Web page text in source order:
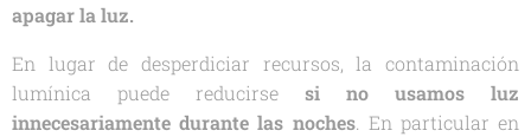
apagar la luz.
En lugar de desperdiciar recursos, la contaminación
lumínica puede reducirse si no usamos luz
innecesariamente durante las noches. En particular en